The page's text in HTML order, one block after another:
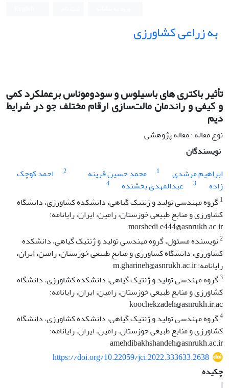
به زراعی کشاورزی
تأثیر باکتری های باسیلوس و سودوموناس برعملکرد کمی
و کیفی و راندمان مالت‌سازی ارقام مختلف جو در شرایط
دیم
نوع مقاله : مقاله پژوهشی
نویسندگان
ابراهیم مرشدی
1 محمد حسین قرینه 2
احمد کوچک
زاده
3 عبدالمهدی بخشنده
4
1گروه مهندسی تولید و ژنتیک گیاهی، دانشکده کشاورزی، دانشگاه
کشاورزی و منابع طبیعی خوزستان، رامین، ایران، رایانامه:
morshedi.e444@asnrukh.ac.ir
2نویسنده مسئول، گروه مهندسی تولید و ژنتیک گیاهی، دانشکده
کشاورزی، دانشگاه کشاورزی و منابع طبیعی خوزستان، رامین، ایران،
رایانامه: m.gharineh@asnrukh.ac.ir
3گروه مهندسی تولید و ژنتیک گیاهی، دانشکده کشاورزی، دانشگاه
کشاورزی و منابع طبیعی خوزستان، رامین، ایران، رایانامه:
koochekzadeh@asnrukh.ir.ac
4گروه مهندسی تولید و ژنتیک گیاهی، دانشکده کشاورزی، دانشگاه
کشاورزی و منابع طبیعی خوزستان، رامین، ایران، رایانامه:
amehdibakhshandeh@asnrukh.ac.ir
https://doi.org/10.22059/jci.2022.333633.2638
چکیده